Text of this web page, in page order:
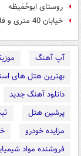
روستای ابوحُمَیظه
خیابان 40 متری و فلکه فرمانداری
آپ آهنگ
بهترین هتل های
دانلود آهنگ جدید
پرشین هتل
مزایده خودرو
فروشنده مواد